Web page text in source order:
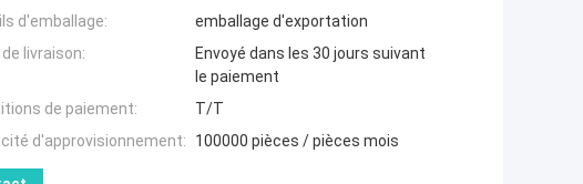
d'emballage:
emballage d'exportation
de livraison:
Envoyé dans les 30 jours suivant
le paiement
de paiement:
T/T
d'approvisionnement:
100000 pièces / pièces mois